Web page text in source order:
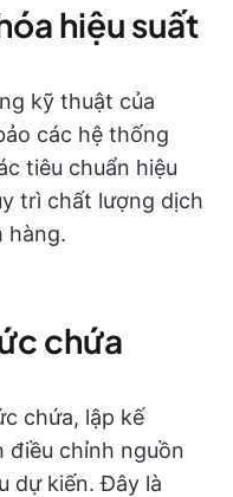
hiệu suất
kỹ thuật của
các hệ thống
tiêu chuẩn hiệu
trì chất lượng dịch
hàng.
chứa
chứa, lập kế
điều chỉnh nguồn
dự kiến. Đây là